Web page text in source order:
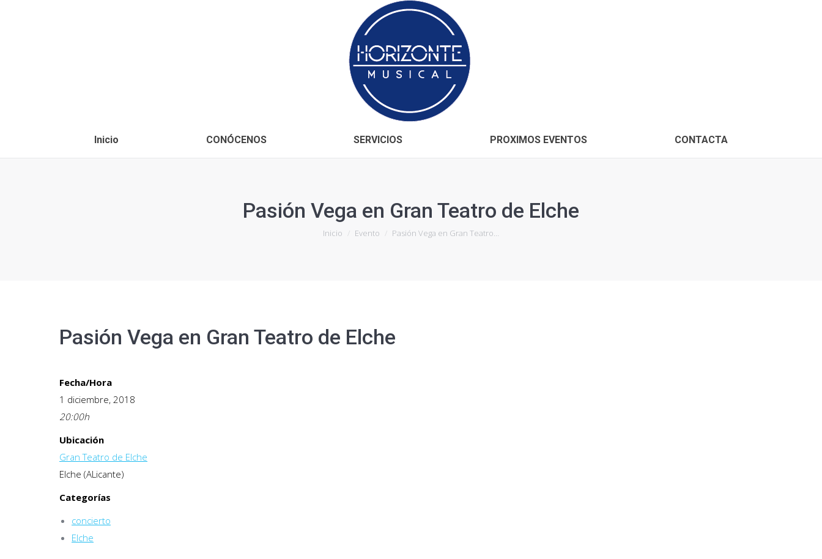
Inicio CONÓCENOS SERVICIOS PROXIMOS EVENTOS CONTACTA
Pasión Vega en Gran Teatro de Elche
Estás aquí:
Inicio Evento Pasión Vega en Gran Teatro…
Pasión Vega en Gran Teatro de Elche
Fecha/Hora
1 diciembre, 2018
20:00h
Ubicación
Gran Teatro de Elche
Elche (ALicante)
Categorías
concierto
Elche
CONÓCENOS